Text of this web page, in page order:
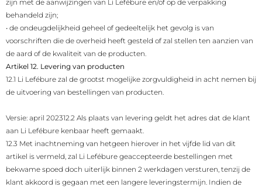
zijn met de aanwijzingen van Li Lefébure en/of op de verpakking
behandeld zijn;
• de ondeugdelijkheid geheel of gedeeltelijk het gevolg is van
voorschriften die de overheid heeft gesteld of zal stellen ten aanzien van
de aard of de kwaliteit van de producten.
Artikel 12. Levering van producten
12.1 Li Lefébure zal de grootst mogelijke zorgvuldigheid in acht nemen bij
de uitvoering van bestellingen van producten.
Versie: april 202312.2 Als plaats van levering geldt het adres dat de klant
aan Li Lefébure kenbaar heeft gemaakt.
12.3 Met inachtneming van hetgeen hierover in het vijfde lid van dit
artikel is vermeld, zal Li Lefébure geaccepteerde bestellingen met
bekwame spoed doch uiterlijk binnen 2 werkdagen versturen, tenzij de
klant akkoord is gegaan met een langere leveringstermijn. Indien de